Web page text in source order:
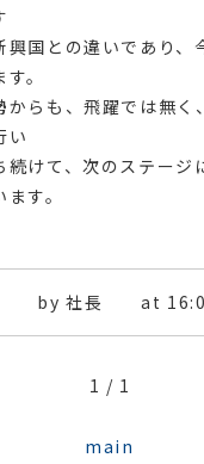
興国との違いであり、
。
からも、飛躍では無く
い
続けて、次のステージ
す。
by 社長 at
1 / 1
main